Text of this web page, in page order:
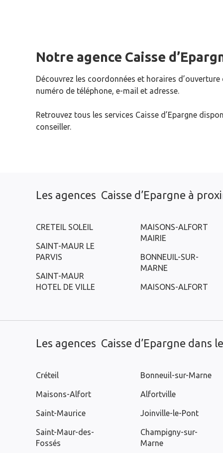
Notre agence Caisse
Découvrez les coordonnées et horaires d’ouverture
numéro de téléphone, e-mail et adresse.
Retrouvez tous les services Caisse d’Epargne
conseiller.
Les agences Caisse d’Epargne à
CRETEIL SOLEIL
SAINT-MAUR LE
PARVIS
SAINT-MAUR
HOTEL DE VILLE
MAISONS-ALFORT
MAIRIE
BONNEUIL-SUR-
MARNE
MAISONS-ALFORT
Les agences Caisse d’Epargne dans
Créteil
Maisons-Alfort
Saint-Maurice
Saint-Maur-des-
Fossés
Bonneuil-sur-Marne
Alfortville
Joinville-le-Pont
Champigny-sur-
Marne